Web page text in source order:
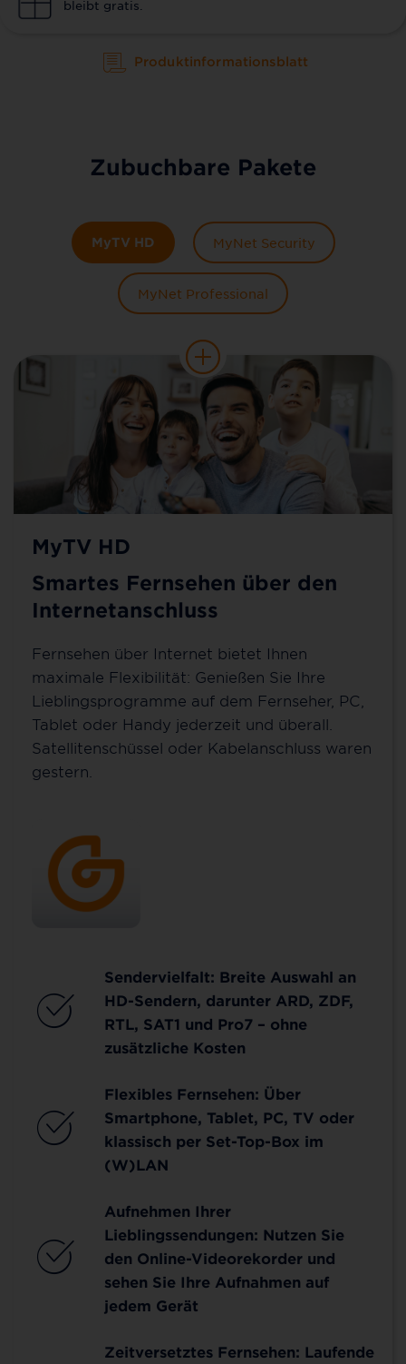
bleibt gratis.
Produktinformationsblatt
Zubuchbare Pakete
MyTV HD MyNet Security
MyNet Professional
MyTV HD
Smartes Fernsehen über den
Internetanschluss
Fernsehen über Internet bietet Ihnen
maximale Flexibilität: Genießen Sie Ihre
Lieblingsprogramme auf dem Fernseher, PC,
Tablet oder Handy jederzeit und überall.
Satellitenschüssel oder Kabelanschluss waren
gestern.
Sendervielfalt: Breite Auswahl an
HD-Sendern, darunter ARD, ZDF,
RTL, SAT1 und Pro7 – ohne
zusätzliche Kosten
Flexibles Fernsehen: Über
Smartphone, Tablet, PC, TV oder
klassisch per Set-Top-Box im
(W)LAN
Aufnehmen Ihrer
Lieblingssendungen: Nutzen Sie
den Online-Videorekorder und
sehen Sie Ihre Aufnahmen auf
jedem Gerät
Zeitversetztes Fernsehen: Laufende